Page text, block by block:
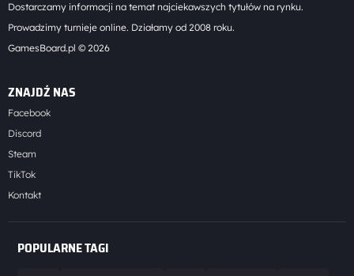
Dostarczamy informacji na temat najciekawszych tytułów na rynku.
Prowadzimy turnieje online. Działamy od 2008 roku.
GamesBoard.pl © 2026
ZNAJDŹ NAS
Facebook
Discord
Steam
TikTok
Kontakt
POPULARNE TAGI